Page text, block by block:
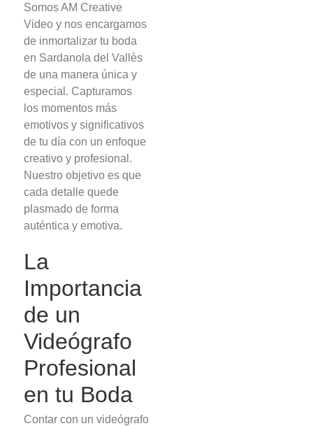
Somos AM Creative
Video y nos encargamos
de inmortalizar tu boda
en Sardanola del Vallès
de una manera única y
especial. Capturamos
los momentos más
emotivos y significativos
de tu día con un enfoque
creativo y profesional.
Nuestro objetivo es que
cada detalle quede
plasmado de forma
auténtica y emotiva.
La
Importancia
de un
Videógrafo
Profesional
en tu Boda
Contar con un videógrafo